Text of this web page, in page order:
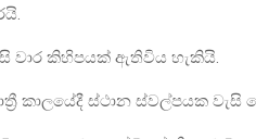
වාර කිහිපයක් ඇතිවිය හැකියි.
කාලයේදී ස්ථාන ස්වල්පයක